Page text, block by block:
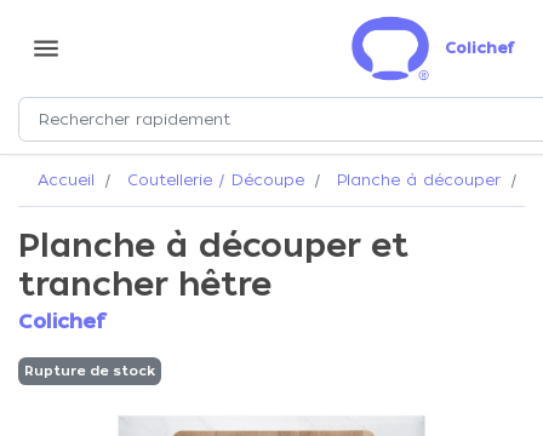
menu Colichef
Accueil Coutellerie / Découpe Planche à découper
Planche à découper et
trancher hêtre
Colichef
Rupture de stock